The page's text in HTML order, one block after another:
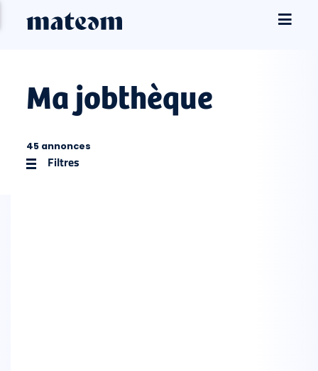
Ma jobthèque
45 annonces
Filtres